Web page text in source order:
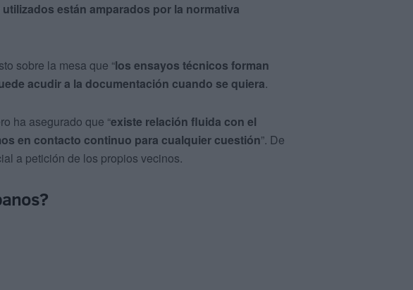
están amparados por la normativa
sobre la mesa que “los ensayos técnicos forman
acudir a la documentación cuando se quiera.
ha asegurado que “existe relación fluida con el
en contacto continuo para cualquier cuestión”. De
a petición de los propios vecinos.